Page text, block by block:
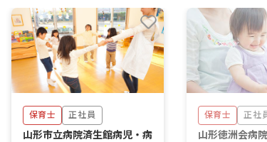
保育士 正社員
山形市立病院済生館病児・病
保育士 正社員
山形徳洲会病院